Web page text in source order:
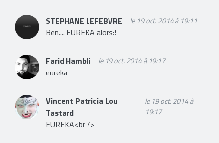
STEPHANE LEFEBVRE le 19 oct. 2014 à 19:11
Ben.... EUREKA alors:!
Farid Hambli le 19 oct. 2014 à 19:17
eureka
Vincent Patricia Lou
Tastard
le 19 oct. 2014 à
19:17
EUREKA<br />